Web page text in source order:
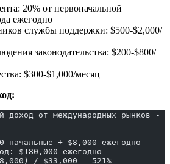
20% от первоначальной
ежегодно
службы поддержки: $500-$2,000/
законодательства: $200-$800/
$300-$1,000/месяц
доход от международных рынков
начальные + $8,000 ежегодно
$180,000 ежегодно
/ $33,000 = 521%